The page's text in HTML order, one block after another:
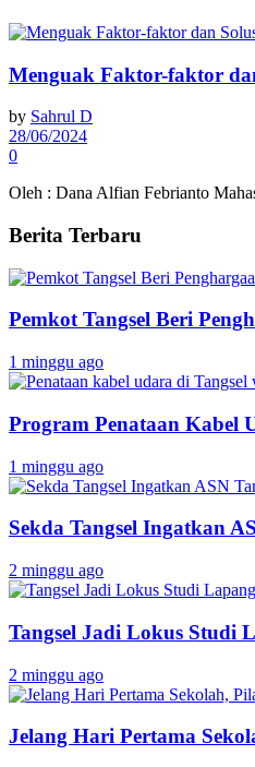
Menguak Faktor-faktor
by Sahrul D
28/06/2024
0
Oleh : Dana Alfian Febrianto
Berita Terbaru
Pemkot Tangsel Beri
1 minggu ago
Program Penataan Kabel
1 minggu ago
Sekda Tangsel Ingatkan
2 minggu ago
Tangsel Jadi Lokus Studi
2 minggu ago
Jelang Hari Pertama